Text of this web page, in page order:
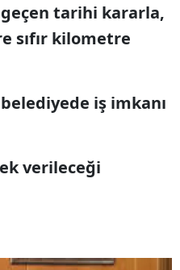
Giresun
Hakkari
Isparta
İzmir
tarihi kararla,
sıfır kilometre
iş imkanı
verileceği